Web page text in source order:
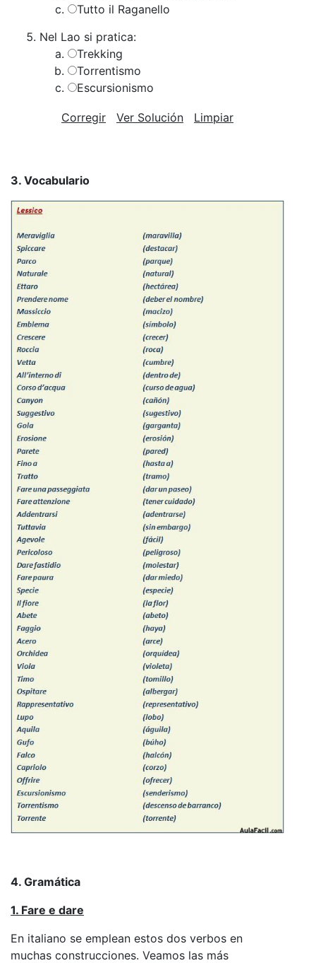
Tutto il Raganello
Nel Lao si pratica:
Trekking
Torrentismo
Escursionismo
Corregir Ver Solución Limpiar
3. Vocabulario
4. Gramática
1. Fare e dare
En italiano se emplean estos dos verbos en
muchas construcciones. Veamos las más